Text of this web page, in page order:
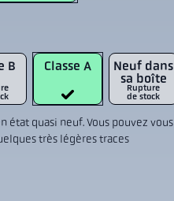
B Classe A
Neuf dans
sa boîte
Rupture
de stock
état quasi neuf. Vous pouvez vous
très légères traces